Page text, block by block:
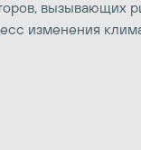
вызывающих
изменения